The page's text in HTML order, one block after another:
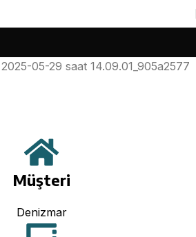
Müşteri
Denizmar